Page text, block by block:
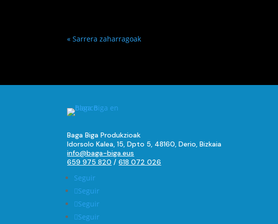
« Sarrera zaharragoak
Baga Biga Produkzioak
Idorsolo Kalea, 15, Dpto 5, 48160, Derio, Bizkaia
info@baga-biga.eus
659 975 820 /618 072 026
Seguir
Seguir
Seguir
Seguir